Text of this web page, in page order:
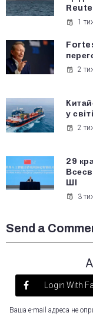
1
2
у
2
29
ШІ
3
Send a
Login With
Ваша e-mail адреса не